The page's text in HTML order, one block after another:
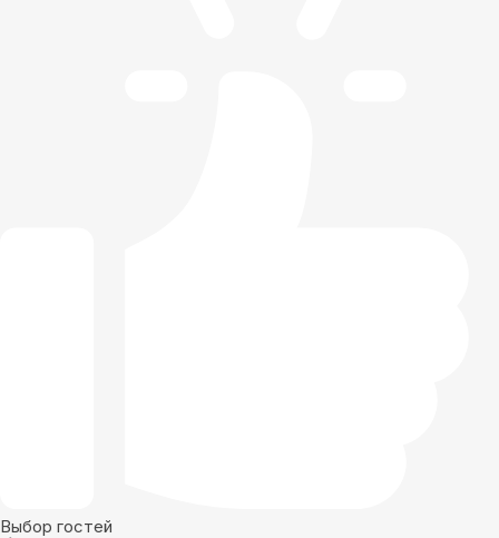
Выбор гостей